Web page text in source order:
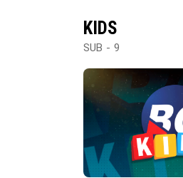
KIDS
SUB - 9